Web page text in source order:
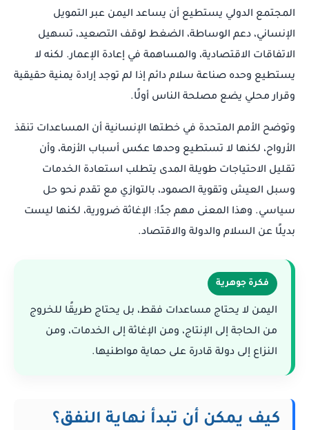
المجتمع الدولي يستطيع أن يساعد اليمن عبر التمويل
الإنساني، دعم الوساطة، الضغط لوقف التصعيد، تسهيل
الاتفاقات الاقتصادية، والمساهمة في إعادة الإعمار. لكنه لا
يستطيع وحده صناعة سلام دائم إذا لم توجد إرادة يمنية حقيقية
وقرار محلي يضع مصلحة الناس أولًا.
وتوضح الأمم المتحدة في خطتها الإنسانية أن المساعدات تنقذ
الأرواح، لكنها لا تستطيع وحدها عكس أسباب الأزمة، وأن
تقليل الاحتياجات طويلة المدى يتطلب استعادة الخدمات
وسبل العيش وتقوية الصمود، بالتوازي مع تقدم نحو حل
سياسي. وهذا المعنى مهم جدًا: الإغاثة ضرورية، لكنها ليست
بديلًا عن السلام والدولة والاقتصاد.
فكرة جوهرية
اليمن لا يحتاج مساعدات فقط، بل يحتاج طريقًا للخروج
من الحاجة إلى الإنتاج، ومن الإغاثة إلى الخدمات، ومن
النزاع إلى دولة قادرة على حماية مواطنيها.
كيف يمكن أن تبدأ نهاية النفق؟